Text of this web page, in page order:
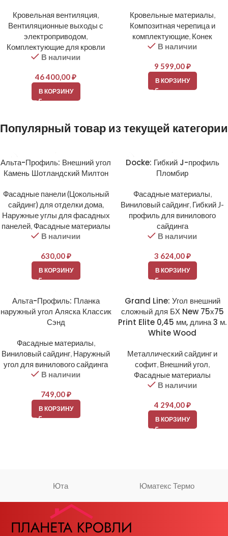
Кровельная вентиляция,
Вентиляционные выходы с
электроприводом,
Комплектующие для кровли
В наличии
46 400,00₽
В КОРЗИНУ
Кровельные материалы,
Композитная черепица и
комплектующие, Конек
В наличии
9 599,00₽
В КОРЗИНУ
Популярный товар из текущей категории
Альта-Профиль: Внешний угол
Камень Шотландский Милтон
Фасадные панели (Цокольный
сайдинг) для отделки дома,
Наружные углы для фасадных
панелей, Фасадные материалы
В наличии
630,00₽
В КОРЗИНУ
Docke: Гибкий J-профиль
Пломбир
Фасадные материалы,
Виниловый сайдинг, Гибкий J-
профиль для винилового
сайдинга
В наличии
3 624,00₽
В КОРЗИНУ
Альта-Профиль: Планка
наружный угол Аляска Классик
Сэнд
Фасадные материалы,
Виниловый сайдинг, Наружный
угол для винилового сайдинга
В наличии
749,00₽
В КОРЗИНУ
Grand Line: Угол внешний
сложный для БХ New 75х75
Print Elite 0,45 мм, длина 3 м.
White Wood
Металлический сайдинг и
софит, Внешний угол,
Фасадные материалы
В наличии
4 294,00₽
В КОРЗИНУ
Юта Юматекс Термо